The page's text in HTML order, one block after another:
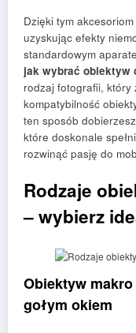
Dzięki tym
uzyskując efekty
standardowym
jak wybrać obiektyw
rodzaj fotografii, który
kompatybilność
ten sposób dobierzesz
które doskonale
rozwinąć pasję do
Rodzaje
– wybierz
Obiektyw
gołym okiem